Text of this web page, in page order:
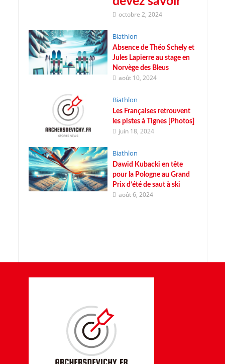
octobre 2, 2024
Biathlon
Absence de Théo Schely et
Jules Lapierre au stage en
Norvège des Bleus
août 10, 2024
Biathlon
Les Françaises retrouvent
les pistes à Tignes [Photos]
juin 18, 2024
Biathlon
Dawid Kubacki en tête
pour la Pologne au Grand
Prix d’été de saut à ski
août 6, 2024